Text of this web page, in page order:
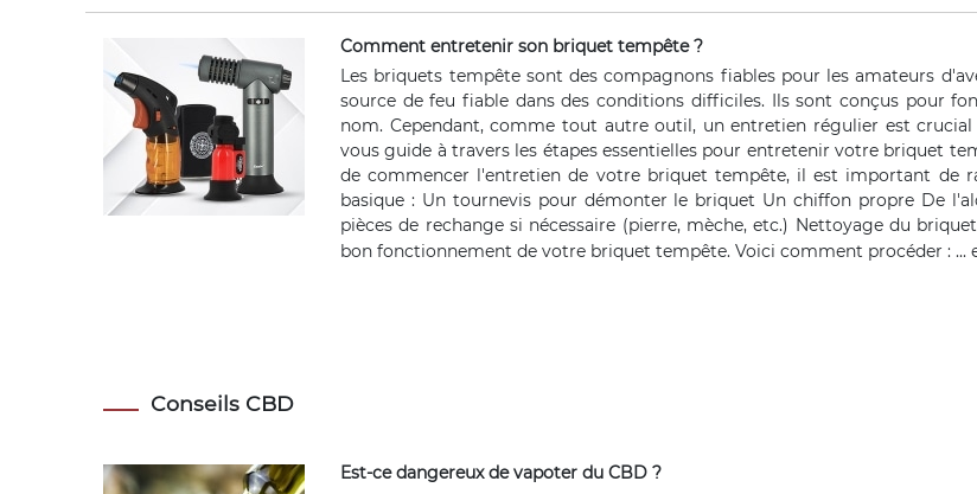
Comment entretenir son briquet tempête ?
Les briquets tempête sont des compagnons fiables pour les amateurs
source de feu fiable dans des conditions difficiles. Ils sont conçus pour
nom. Cependant, comme tout autre outil, un entretien régulier est
vous guide à travers les étapes essentielles pour entretenir votre briquet
de commencer l'entretien de votre briquet tempête, il est important de
basique : Un tournevis pour démonter le briquet Un chiffon propre De
pièces de rechange si nécessaire (pierre, mèche, etc.) Nettoyage du
bon fonctionnement de votre briquet tempête. Voici comment procéder : ...
Conseils CBD
Est-ce dangereux de vapoter du CBD ?